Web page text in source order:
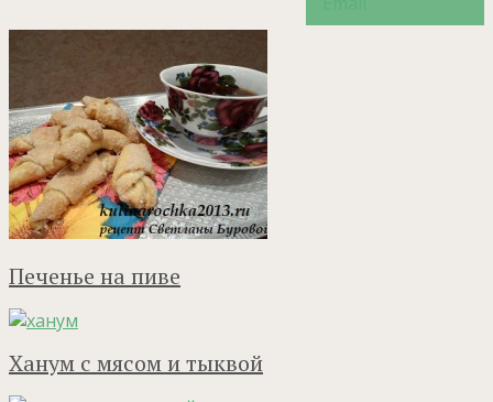
Печенье на пиве
Ханум с мясом и тыквой